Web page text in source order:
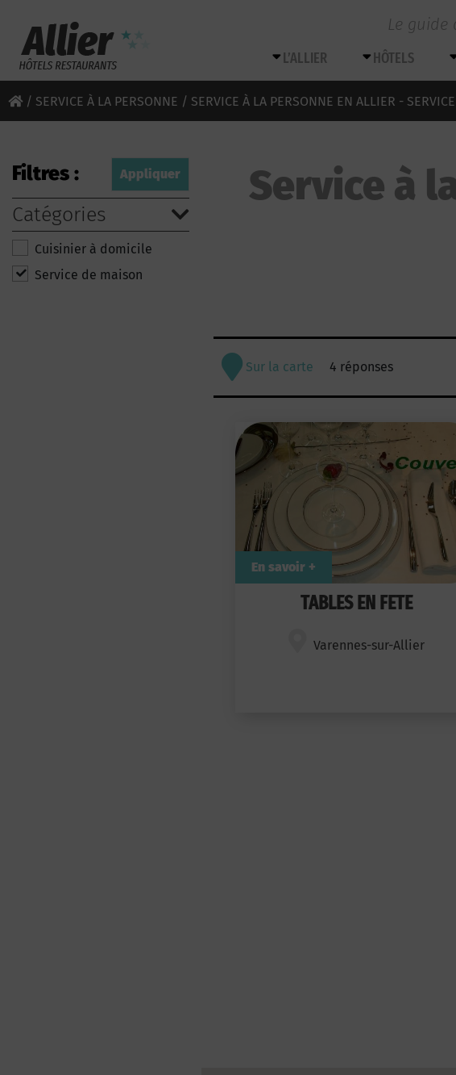
Le guide
L’ALLIER HÔTELS
/ SERVICE À LA PERSONNE / SERVICE À LA PERSONNE EN ALLIER -
Filtres :
Catégories
Cuisinier à domicile
Service de maison
Service à
Sur la carte 4 réponses
TABLES EN FETE
Varennes-sur-Allier
En savoir +